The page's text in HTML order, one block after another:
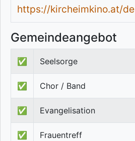
https://kircheimkino.at/de
Gemeindeangebot
✅ Seelsorge
✅ Chor / Band
✅ Evangelisation
✅ Frauentreff